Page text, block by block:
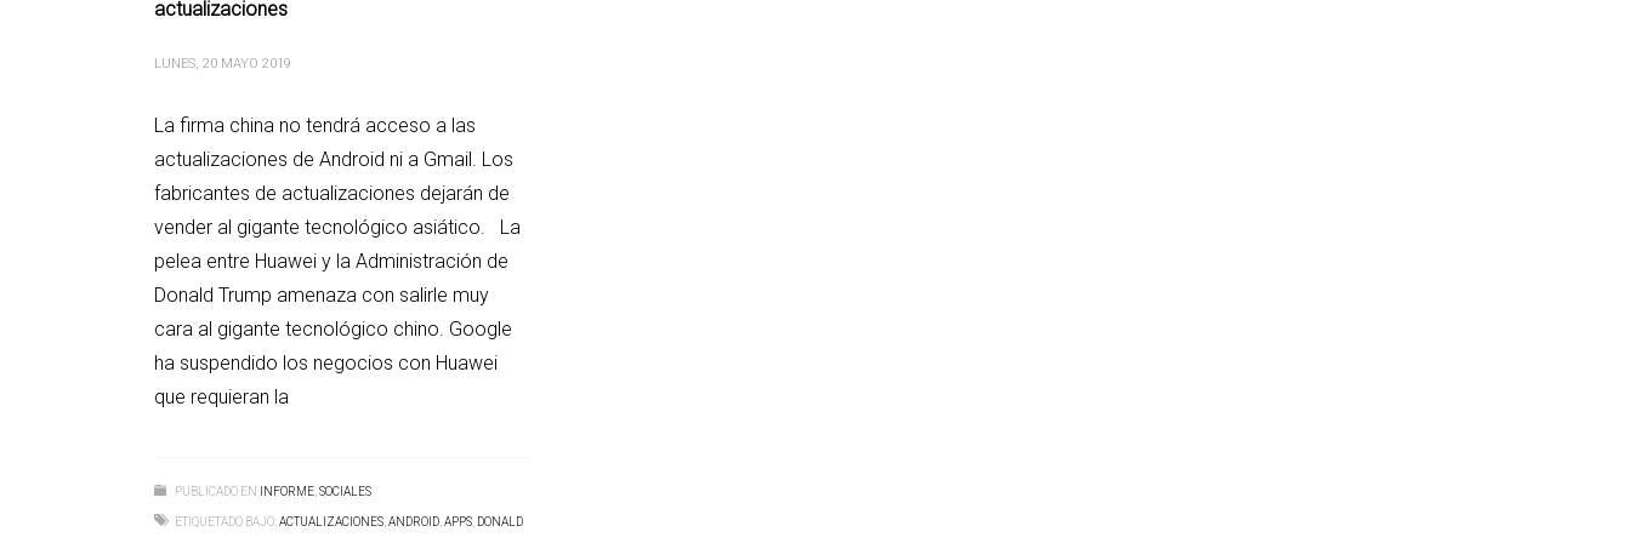
actualizaciones
LUNES, 20 MAYO 2019
La firma china no tendrá acceso a las
actualizaciones de Android ni a Gmail. Los
fabricantes de actualizaciones dejarán de
vender al gigante tecnológico asiático. La
pelea entre Huawei y la Administración de
Donald Trump amenaza con salirle muy
cara al gigante tecnológico chino. Google
ha suspendido los negocios con Huawei
que requieran la
PUBLICADO EN INFORME,SOCIALES
ETIQUETADO BAJO:ACTUALIZACIONES,ANDROID,APPS, DONALD